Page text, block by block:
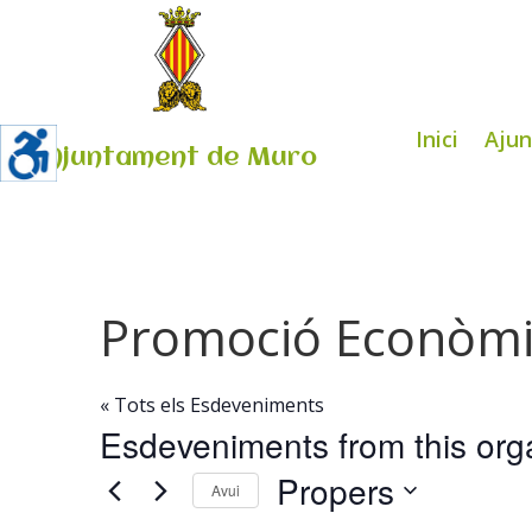
Ajuntament de Muro
Inici
Promoció
« Tots els Esdeveniments
Esdeveniments from this
Avui Propers